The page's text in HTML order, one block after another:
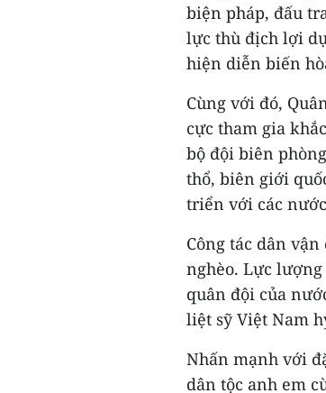
biện pháp, đấu
lực thù địch lợi
hiện diễn biến
Cùng với đó,
cực tham gia
bộ đội biên
thổ, biên giới
triển với các
Công tác dân
nghèo. Lực
quân đội của
liệt sỹ Việt Nam
Nhấn mạnh với
dân tộc anh em